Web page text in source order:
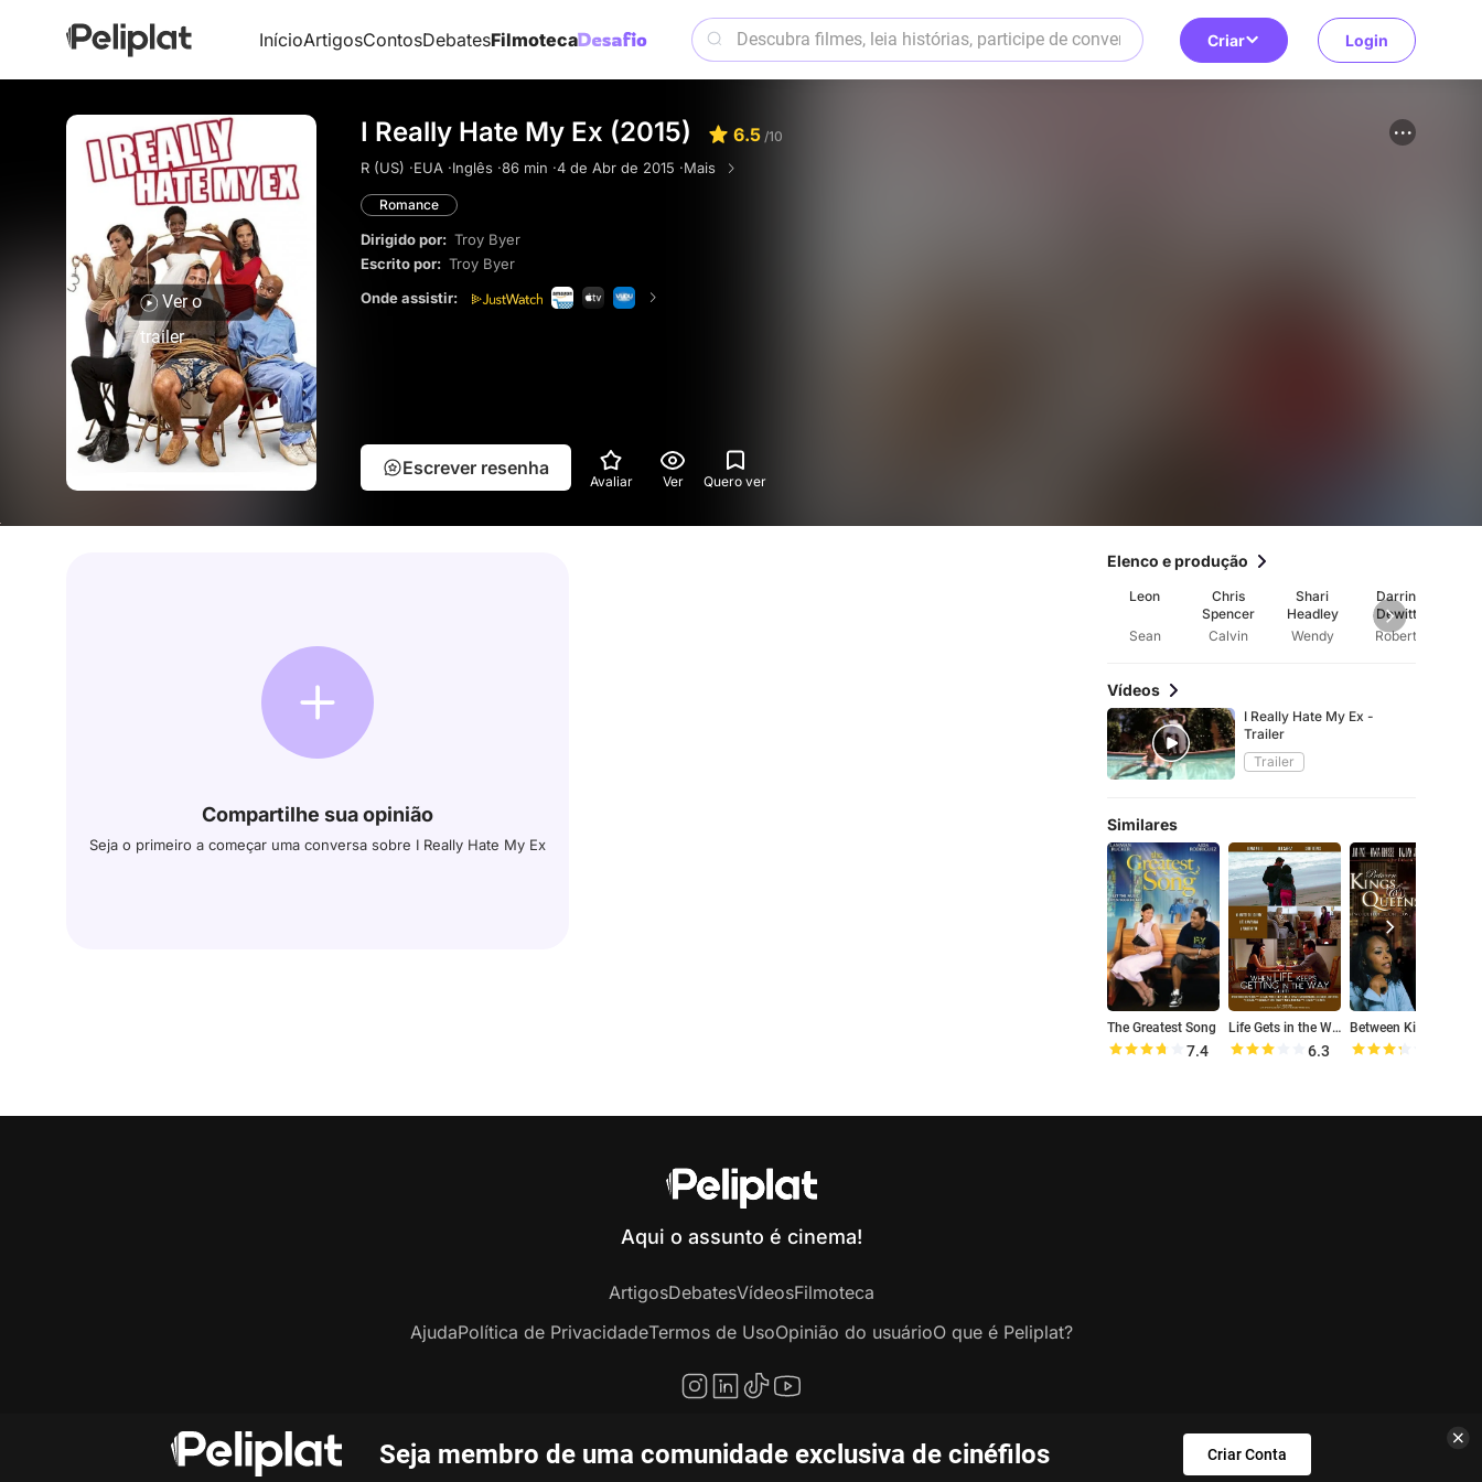
InícioArtigosContosDebatesFilmoteca Criar Login
Ver o
trailer
I Really Hate My Ex (2015) 6.5 /10
R (US) ·EUA ·Inglês ·86 min ·4 de Abr de 2015 ·Mais
Romance
Dirigido por: Troy Byer
Escrito por: Troy Byer
Onde assistir:
Escrever resenha
Avaliar Ver Quero ver
Compartilhe sua opinião
Seja o primeiro a começar uma conversa sobre I Really Hate My Ex
Elenco e produção
Leon
Sean
Chris
Spencer
Calvin
Shari
Headley
Wendy
Darrin
Dewitt
Henson
Robert
Vídeos
I Really Hate My Ex -
Trailer
Trailer
Similares
The Greatest Song
7.4
Life Gets in the Way
6.3
Seja membro de uma comunidade exclusiva de cinéfilos Criar Conta
Aqui o assunto é cinema!
ArtigosDebatesVídeosFilmoteca
AjudaPolítica de PrivacidadeTermos de UsoOpinião do usuárioO que é Peliplat?